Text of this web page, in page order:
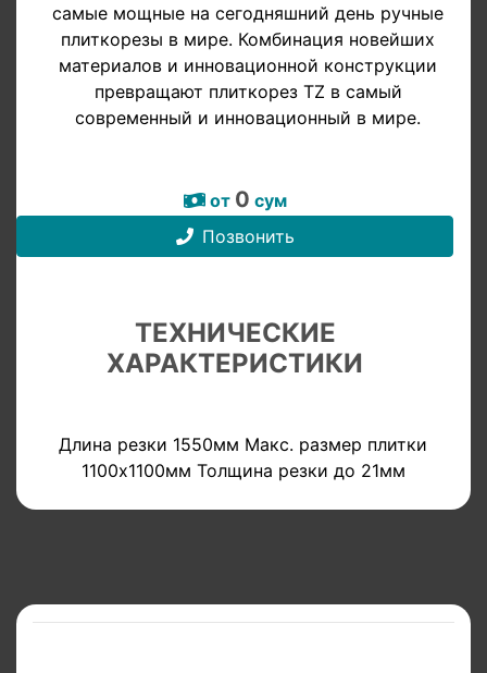
самые мощные на сегодняшний день ручные
плиткорезы в мире. Комбинация новейших
материалов и инновационной конструкции
превращают плиткорез TZ в самый
современный и инновационный в мире.
от 0 сум
Позвонить
ТЕХНИЧЕСКИЕ
ХАРАКТЕРИСТИКИ
Длина резки 1550мм Макс. размер плитки
1100х1100мм Толщина резки до 21мм